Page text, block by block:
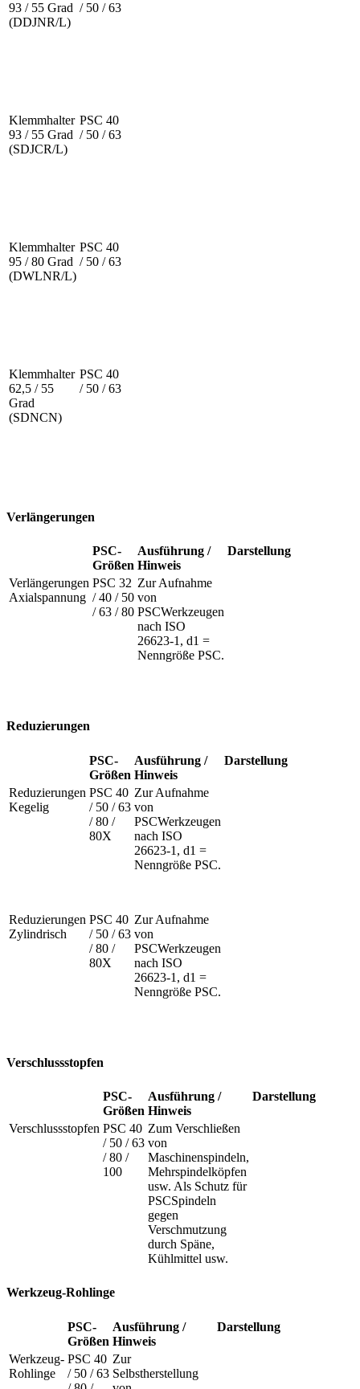
93 / 55 Grad
(DDJNR/L)
/ 50 / 63
Klemmhalter
93 / 55 Grad
(SDJCR/L)
PSC 40
/ 50 / 63
Klemmhalter
95 / 80 Grad
(DWLNR/L)
PSC 40
/ 50 / 63
Klemmhalter
62,5 / 55
Grad
(SDNCN)
PSC 40
/ 50 / 63
Verlängerungen
PSC-
Größen
Ausführung /
Hinweis
Darstellung
Verlängerungen
Axialspannung
PSC 32
/ 40 / 50
/ 63 / 80
Zur Aufnahme
von
PSCWerkzeugen
nach ISO
26623-1, d1 =
Nenngröße PSC.
Reduzierungen
PSC-
Größen
Ausführung /
Hinweis
Darstellung
Reduzierungen
Kegelig
PSC 40
/ 50 / 63
/ 80 /
80X
Zur Aufnahme
von
PSCWerkzeugen
nach ISO
26623-1, d1 =
Nenngröße PSC.
Reduzierungen
Zylindrisch
PSC 40
/ 50 / 63
/ 80 /
80X
Zur Aufnahme
von
PSCWerkzeugen
nach ISO
26623-1, d1 =
Nenngröße PSC.
Verschlussstopfen
PSC-
Größen
Ausführung /
Hinweis
Darstellung
Verschlussstopfen PSC 40
/ 50 / 63
/ 80 /
100
Zum Verschließen
von
Maschinenspindeln,
Mehrspindelköpfen
usw. Als Schutz für
PSCSpindeln
gegen
Verschmutzung
durch Späne,
Kühlmittel usw.
Werkzeug-Rohlinge
PSC-
Größen
Ausführung /
Hinweis
Darstellung
Werkzeug-
Rohlinge
PSC 40
/ 50 / 63
Zur
Selbstherstellung